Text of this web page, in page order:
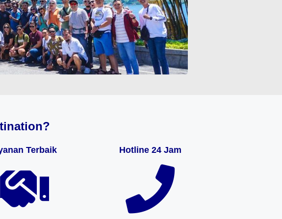
Terbaik Hotline 24 Jam